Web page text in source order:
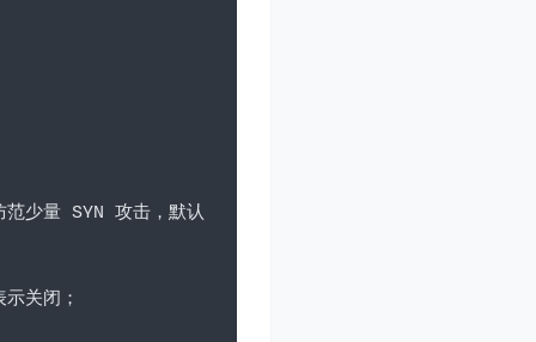
范少量 SYN 攻击，默认
示关闭；